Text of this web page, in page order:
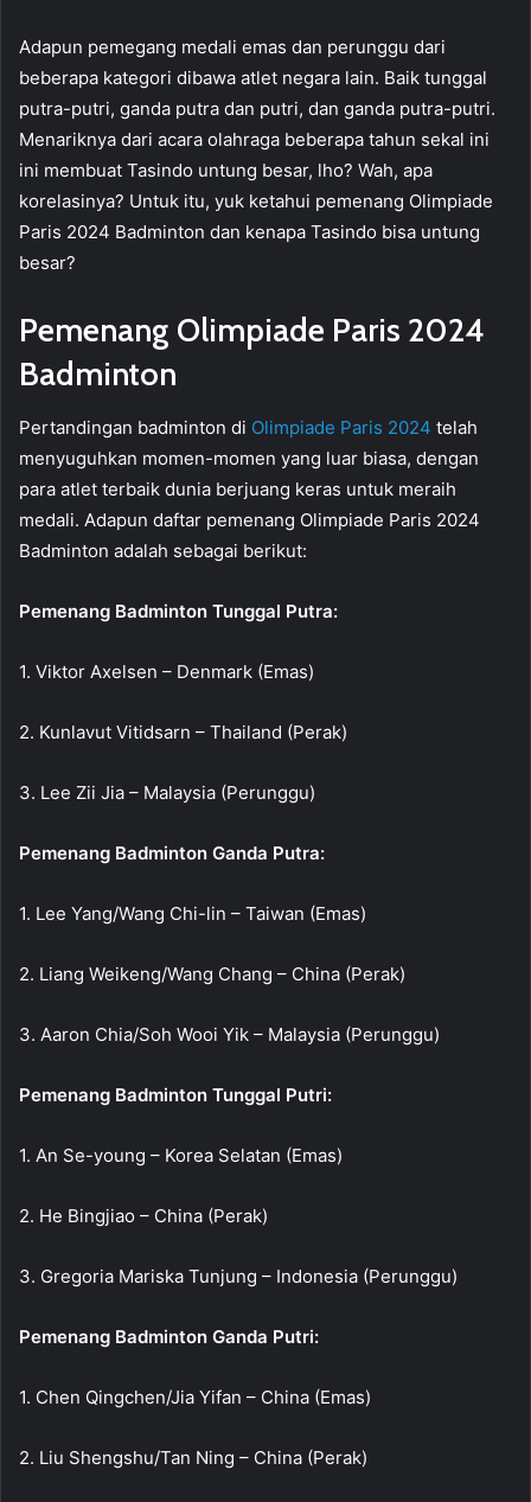
Adapun pemegang medali emas dan perunggu dari
beberapa kategori dibawa atlet negara lain. Baik tunggal
putra-putri, ganda putra dan putri, dan ganda putra-putri.
Menariknya dari acara olahraga beberapa tahun sekal ini
ini membuat Tasindo untung besar, lho? Wah, apa
korelasinya? Untuk itu, yuk ketahui pemenang Olimpiade
Paris 2024 Badminton dan kenapa Tasindo bisa untung
besar?
Pemenang Olimpiade Paris 2024
Badminton
Pertandingan badminton di Olimpiade Paris 2024 telah
menyuguhkan momen-momen yang luar biasa, dengan
para atlet terbaik dunia berjuang keras untuk meraih
medali. Adapun daftar pemenang Olimpiade Paris 2024
Badminton adalah sebagai berikut:
Pemenang Badminton Tunggal Putra:
1. Viktor Axelsen – Denmark (Emas)
2. Kunlavut Vitidsarn – Thailand (Perak)
3. Lee Zii Jia – Malaysia (Perunggu)
Pemenang Badminton Ganda Putra:
1. Lee Yang/Wang Chi-lin – Taiwan (Emas)
2. Liang Weikeng/Wang Chang – China (Perak)
3. Aaron Chia/Soh Wooi Yik – Malaysia (Perunggu)
Pemenang Badminton Tunggal Putri:
1. An Se-young – Korea Selatan (Emas)
2. He Bingjiao – China (Perak)
3. Gregoria Mariska Tunjung – Indonesia (Perunggu)
Pemenang Badminton Ganda Putri:
1. Chen Qingchen/Jia Yifan – China (Emas)
2. Liu Shengshu/Tan Ning – China (Perak)